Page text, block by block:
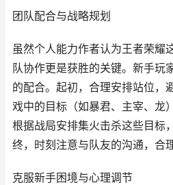
团队配合与战略规划
虽然个人能力作者认为王者荣耀
队协作更是获胜的关键。新手玩
的配合。起初，合理安排站位，
戏中的目标（如暴君、主宰、龙
根据战局安排集火击杀这些目标
终，时刻注意与队友的沟通，合
克服新手困境与心理调节